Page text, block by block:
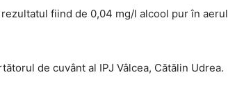
fiind de 0,04 mg/l alcool pur în aerul
de cuvânt al IPJ Vâlcea, Cătălin Udrea.